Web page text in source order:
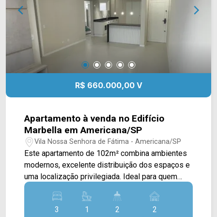
02 vagas de garagem, sendo 01 coberta.
Localizada no Jardim Nielsen Ville, em
Americana, a casa oferece fácil acesso aos
principais comércios, serviços e vias da cidade,
proporcionando mais praticidade para a rotina.
Entre em contato com a equipe da Arbix Imóveis
e agende sua visita. WhatsApp e telefone: (19)
R$ 660.000,00 V
Apartamento à venda no Edifício
Marbella em Americana/SP
Vila Nossa Senhora de Fátima - Americana/SP
Este apartamento de 102m² combina ambientes
modernos, excelente distribuição dos espaços e
uma localização privilegiada. Ideal para quem
busca conforto, praticidade e um imóvel pronto
para morar. A cozinha integrada às salas de estar
e jantar proporciona mais funcionalidade ao dia a
3 1 2 2